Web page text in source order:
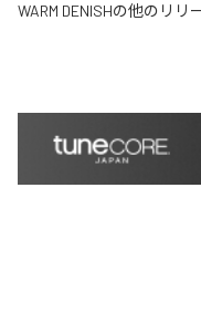
WARM DENISHの他のリリ